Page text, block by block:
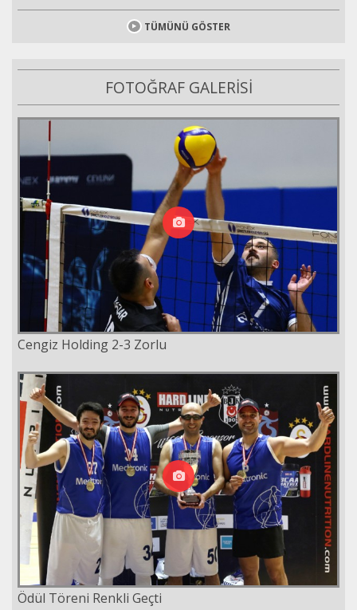
TÜMÜNÜ GÖSTER
FOTOĞRAF GALERİSİ
Cengiz Holding 2-3 Zorlu
Ödül Töreni Renkli Geçti